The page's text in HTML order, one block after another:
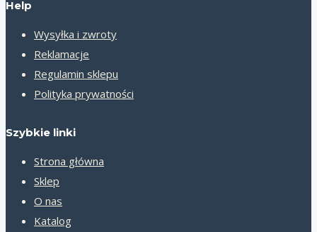
Help
Wysyłka i zwroty
Reklamacje
Regulamin sklepu
Polityka prywatności
Szybkie linki
Strona główna
Sklep
O nas
Katalog